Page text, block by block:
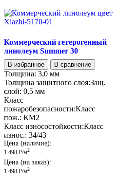
Коммерческий гетерогенный
линолеум Summer 30
В избранное В сравнение
Толщина: 3,0 мм
Толщина защитного слоя:Защ.
слой: 0,5 мм
Класс
пожаробезопасности:Класс
пож.: КМ2
Класс износостойкости:Класс
износ.: 34/43
Цена (наличие):
1 498 ₽/м2
Цена (на заказ):
1 498 ₽/м2